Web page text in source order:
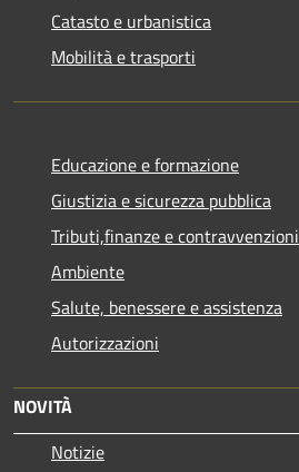
Catasto e urbanistica
Mobilità e trasporti
Educazione e formazione
Giustizia e sicurezza pubblica
Tributi,finanze e contravvenzioni
Ambiente
Salute, benessere e assistenza
Autorizzazioni
NOVITÀ
Notizie